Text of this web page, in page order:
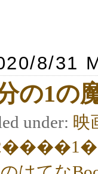
8/31
の1の
under: 映